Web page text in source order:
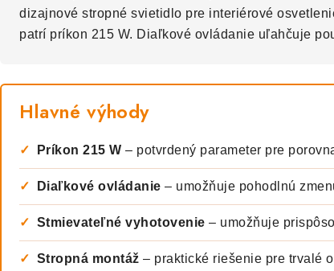
dizajnové stropné svietidlo pre interiérové
patrí príkon 215 W. Diaľkové ovládanie uľahčuje
Hlavné výhody
✓ Príkon 215 W – potvrdený parameter pre
✓ Diaľkové ovládanie – umožňuje pohodlnú
✓ Stmievateľné vyhotovenie – umožňuje
✓ Stropná montáž – praktické riešenie pre trvalé